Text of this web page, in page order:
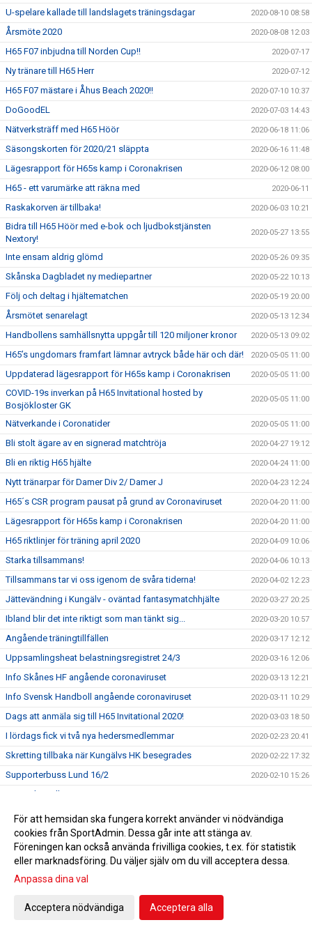
U-spelare kallade till landslagets träningsdagar 2020-08-10 08:58
Årsmöte 2020 2020-08-08 12:03
H65 F07 inbjudna till Norden Cup!! 2020-07-17
Ny tränare till H65 Herr 2020-07-12
H65 F07 mästare i Åhus Beach 2020!! 2020-07-10 10:37
DoGoodEL 2020-07-03 14:43
Nätverksträff med H65 Höör 2020-06-18 11:06
Säsongskorten för 2020/21 släppta 2020-06-16 11:48
Lägesrapport för H65s kamp i Coronakrisen 2020-06-12 08:00
H65 - ett varumärke att räkna med 2020-06-11
Raskakorven är tillbaka! 2020-06-03 10:21
Bidra till H65 Höör med e-bok och ljudbokstjänsten
Nextory!
2020-05-27 13:55
Inte ensam aldrig glömd 2020-05-26 09:35
Skånska Dagbladet ny mediepartner 2020-05-22 10:13
Följ och deltag i hjältematchen 2020-05-19 20:00
Årsmötet senarelagt 2020-05-13 12:34
Handbollens samhällsnytta uppgår till 120 miljoner kronor 2020-05-13 09:02
H65’s ungdomars framfart lämnar avtryck både här och där! 2020-05-05 11:00
Uppdaterad lägesrapport för H65s kamp i Coronakrisen 2020-05-05 11:00
COVID-19s inverkan på H65 Invitational hosted by
Bosjökloster GK
2020-05-05 11:00
Nätverkande i Coronatider 2020-05-05 11:00
Bli stolt ägare av en signerad matchtröja 2020-04-27 19:12
Bli en riktig H65 hjälte 2020-04-24 11:00
Nytt tränarpar för Damer Div 2/ Damer J 2020-04-23 12:24
H65´s CSR program pausat på grund av Coronaviruset 2020-04-20 11:00
Lägesrapport för H65s kamp i Coronakrisen 2020-04-20 11:00
H65 riktlinjer för träning april 2020 2020-04-09 10:06
Starka tillsammans! 2020-04-06 10:13
Tillsammans tar vi oss igenom de svåra tiderna! 2020-04-02 12:23
Jättevändning i Kungälv - oväntad fantasymatchhjälte 2020-03-27 20:25
Ibland blir det inte riktigt som man tänkt sig... 2020-03-20 10:57
Angående träningtillfällen 2020-03-17 12:12
Uppsamlingsheat belastningsregistret 24/3 2020-03-16 12:06
Info Skånes HF angående coronaviruset 2020-03-13 12:21
Info Svensk Handboll angående coronaviruset 2020-03-11 10:29
Dags att anmäla sig till H65 Invitational 2020! 2020-03-03 18:50
I lördags fick vi två nya hedersmedlemmar 2020-02-23 20:41
Skretting tillbaka när Kungälvs HK besegrades 2020-02-22 17:32
Supporterbuss Lund 16/2 2020-02-10 15:26
F 05 vidare till Steg 4 i USM
De va la gött 2020-01-20 20:35
Hvenfelt representerade H65 Höör i debatt om jämställdhet 2020-01-17 09:55
Guld i Hallbybollen 2020 2020-01-08 09:26
Nylansering - H65 Shoppen
För att hemsidan ska fungera korrekt använder vi nödvändiga
cookies från SportAdmin. Dessa går inte att stänga av.
Föreningen kan också använda frivilliga cookies, t.ex. för statistik
eller marknadsföring. Du väljer själv om du vill acceptera dessa.
Anpassa dina val
Acceptera nödvändiga Acceptera alla